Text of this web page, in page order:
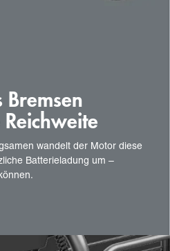
Bremsen
wandelt der Motor diese
Batterieladung um –